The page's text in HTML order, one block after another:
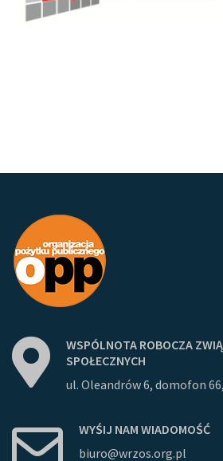
WSPÓLNOTA ROBOCZA
SPOŁECZNYCH
ul. Oleandrów 6, domofon
WYŚIJ NAM WIADOMOŚĆ
biuro@wrzos.org.pl